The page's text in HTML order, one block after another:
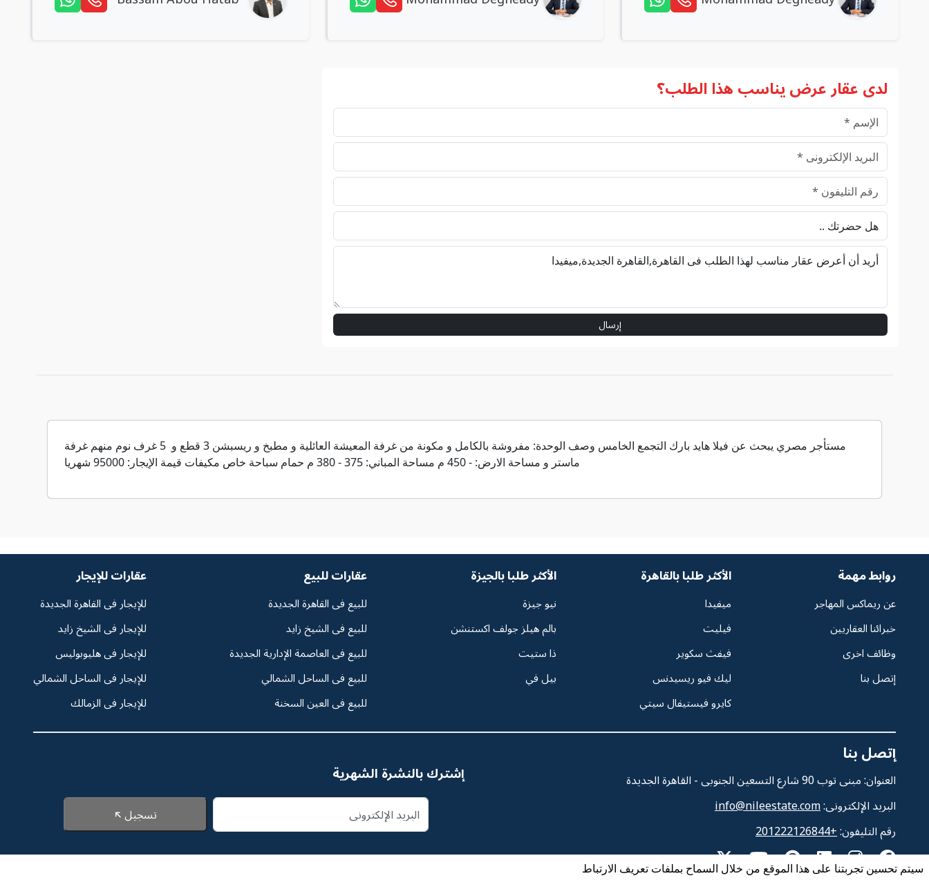
سيتم تحسين تجربتنا على هذا الموقع من خلال السماح بملفات تعريف الارتباط
لدى عقار عرض يناسب هذا الطلب؟
إرسال
مستأجر مصري يبحث عن فيلا هايد بارك التجمع الخامس وصف الوحدة: مفروشة بالكامل و مكونة من غرفة المعيشة العائلية و مطبخ و ريسبشن 3 قطع و 5 غرف نوم منهم غرفة
ماستر و مساحة الارض: - 450 م مساحة المباني: 375 - 380 م حمام سباحة خاص مكيفات قيمة الإيجار: 95000 شهريا
روابط مهمة
عن ريماكس المهاجر
خبرائنا العقاريين
وظائف اخرى
إتصل بنا
الأكثر طلبا بالقاهرة
ميفيدا
فيليت
فيفث سكوير
ليك فيو ريسيدنس
كايرو فيستيفال سيتي
الأكثر طلبا بالجيزة
نيو جيزة
بالم هيلز جولف اكستنشن
ذا ستيت
بيل في
عقارات للبيع
للبيع فى القاهرة الجديدة
للبيع فى الشيخ زايد
للبيع فى العاصمة الإدارية الجديدة
للبيع فى الساحل الشمالي
للبيع فى العين السخنة
عقارات للإيجار
للإيجار فى القاهرة الجديدة
للإيجار فى الشيخ زايد
للإيجار فى هليوبوليس
للإيجار فى الساحل الشمالي
للإيجار فى الزمالك
إتصل بنا
العنوان: مبنى توب 90 شارع التسعين الجنوبى - القاهرة الجديدة
البريد الإلكترونى:info@nileestate.com
رقم التليفون: +201222126844
إشترك بالنشرة الشهرية
تسجيل